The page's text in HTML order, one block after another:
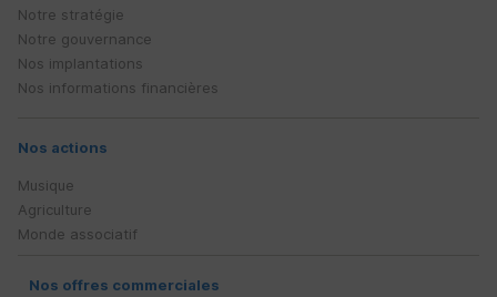
Notre stratégie
Notre gouvernance
Nos implantations
Nos informations financières
Nos actions
Musique
Agriculture
Monde associatif
Nos offres commerciales